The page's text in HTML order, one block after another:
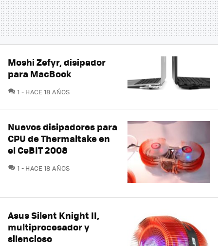
Moshi Zefyr, disipador
para MacBook
1 COMENTARIOS
HACE 18 AÑOS
Nuevos disipadores para
CPU de Thermaltake en
el CeBIT 2008
1 COMENTARIOS
HACE 18 AÑOS
Asus Silent Knight II,
multiprocesador y
silencioso